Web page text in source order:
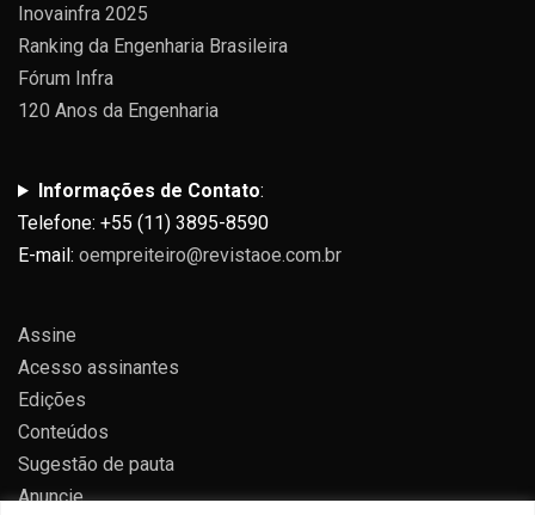
Inovainfra 2025
Ranking da Engenharia Brasileira
Fórum Infra
120 Anos da Engenharia
Informações de Contato:
Telefone: +55 (11) 3895-8590
E-mail: oempreiteiro@revistaoe.com.br
Assine
Acesso assinantes
Edições
Conteúdos
Sugestão de pauta
Anuncie